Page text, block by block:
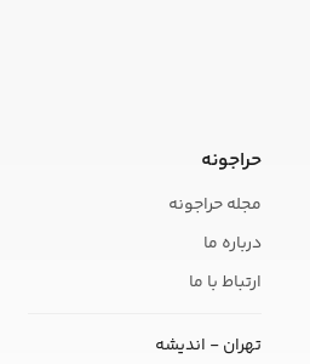
حراجونه
مجله حراجونه
درباره ما
ارتباط با ما
تهران - اندیشه